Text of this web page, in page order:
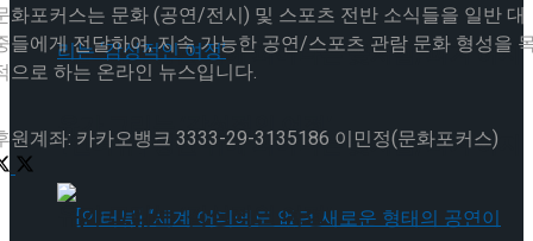
[인터뷰] 빙판 위에 피어나는 꽃처럼, 피겨 허지
유가 그리는 ‘감성적인 여정’
[인터뷰] 빙판 위에 피어나는 꽃처럼, 피겨 허지
유가 그리는 ‘감성적인 여정’
화포커스는 문화 (공연/전시) 및 스포츠 전반 소식들을 일반 대
들에게 전달하여, 지속 가능한 공연/스포츠 관람 문화 형성을
으로 하는 온라인 뉴스입니다.
원계좌: 카카오뱅크 3333-29-3135186 이민정(문화포커스)